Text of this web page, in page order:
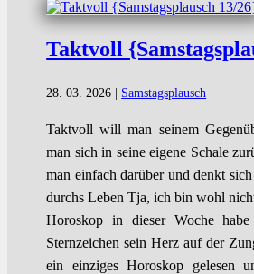
Taktvoll
28. 03. 2026 Samstagsplausch
Taktvoll will man seinem
man sich in seine eigene Schale
man einfach darüber und denkt
durchs Leben Tja, ich bin wohl
Horoskop in dieser Woche
Sternzeichen sein Herz auf der
ein einziges Horoskop gelesen